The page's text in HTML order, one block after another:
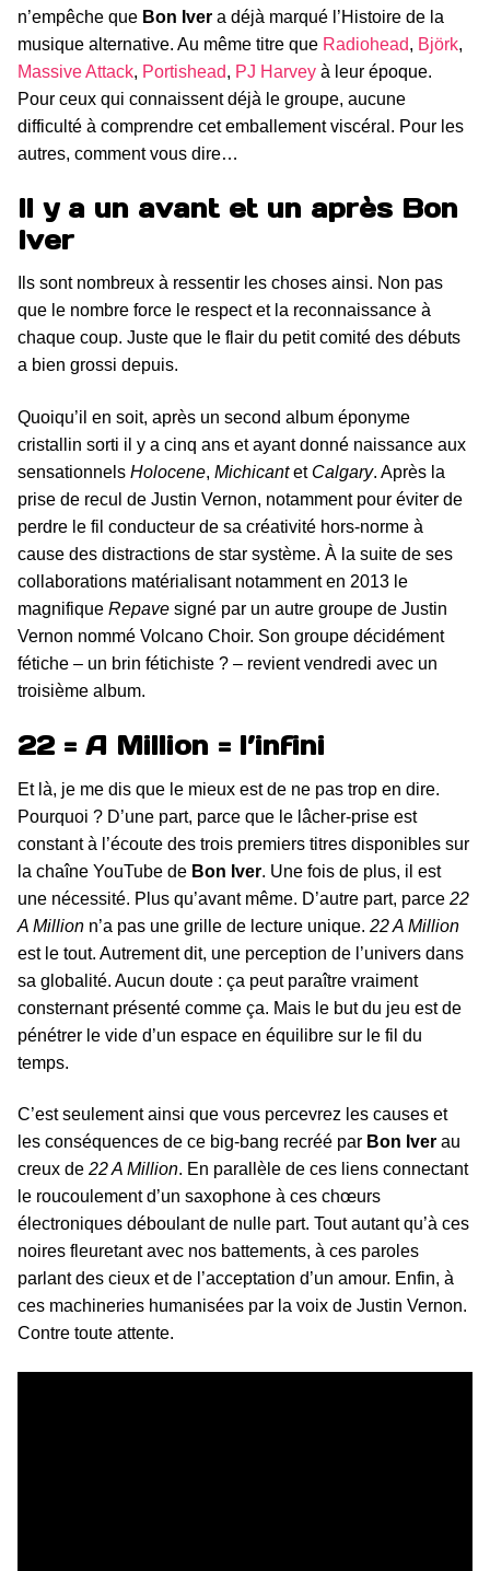
n’empêche que Bon Iver a déjà marqué l’Histoire de la
musique alternative. Au même titre que Radiohead, Björk,
Massive Attack, Portishead, PJ Harvey à leur époque.
Pour ceux qui connaissent déjà le groupe, aucune
difficulté à comprendre cet emballement viscéral. Pour les
autres, comment vous dire…
Il y a un avant et un après Bon
Iver
Ils sont nombreux à ressentir les choses ainsi. Non pas
que le nombre force le respect et la reconnaissance à
chaque coup. Juste que le flair du petit comité des débuts
a bien grossi depuis.
Quoiqu’il en soit, après un second album éponyme
cristallin sorti il y a cinq ans et ayant donné naissance aux
sensationnels Holocene, Michicantet Calgary. Après la
prise de recul de Justin Vernon, notamment pour éviter de
perdre le fil conducteur de sa créativité hors-norme à
cause des distractions de star système. À la suite de ses
collaborations matérialisant notamment en 2013 le
magnifique Repave signé par un autre groupe de Justin
Vernon nommé Volcano Choir. Son groupe décidément
fétiche – un brin fétichiste ? – revient vendredi avec un
troisième album.
22 = A Million = l’infini
Et là, je me dis que le mieux est de ne pas trop en dire.
Pourquoi ? D’une part, parce que le lâcher-prise est
constant à l’écoute des trois premiers titres disponibles sur
la chaîne YouTube de Bon Iver. Une fois de plus, il est
une nécessité. Plus qu’avant même. D’autre part, parce 22
A Million n’a pas une grille de lecture unique. 22 A Million
est le tout. Autrement dit, une perception de l’univers dans
sa globalité. Aucun doute : ça peut paraître vraiment
consternant présenté comme ça. Mais le but du jeu est de
pénétrer le vide d’un espace en équilibre sur le fil du
temps.
C’est seulement ainsi que vous percevrez les causes et
les conséquences de ce big-bang recréé par Bon Iver au
creux de 22 A Million. En parallèle de ces liens connectant
le roucoulement d’un saxophone à ces chœurs
électroniques déboulant de nulle part. Tout autant qu’à ces
noires fleuretant avec nos battements, à ces paroles
parlant des cieux et de l’acceptation d’un amour. Enfin, à
ces machineries humanisées par la voix de Justin Vernon.
Contre toute attente.